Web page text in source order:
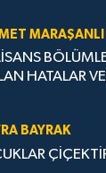
MARAŞANLI
HATALAR
BAYRAK